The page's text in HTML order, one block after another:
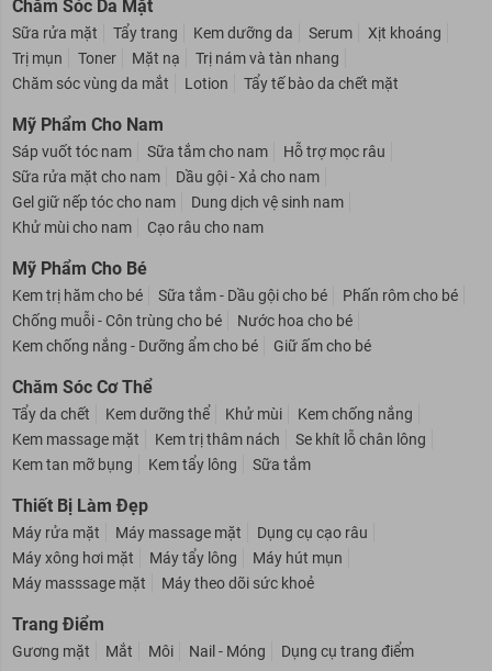
Chăm Sóc Da Mặt
Sữa rửa mặt Tẩy trang Kem dưỡng da Serum
Xịt khoáng
Trị mụn
Toner Mặt nạ
Trị nám và tàn nhang
Chăm sóc vùng da mắt
Lotion Tẩy tế bào da chết mặt
Mỹ Phẩm Cho Nam
Sáp vuốt tóc nam Sữa tắm cho nam
Hỗ trợ mọc râu
Sữa rửa mặt cho nam
Dầu gội - Xả cho nam
Gel giữ nếp tóc cho nam
Dung dịch vệ sinh nam
Khử mùi cho nam
Cạo râu cho nam
Mỹ Phẩm Cho Bé
Kem trị hăm cho bé Sữa tắm - Dầu gội cho bé
Phấn rôm cho bé
Chống muỗi - Côn trùng cho bé
Nước hoa cho bé
Kem chống nắng - Dưỡng ẩm cho bé
Giữ ấm cho bé
Chăm Sóc Cơ Thể
Tẩy da chết Kem dưỡng thể Khử mùi
Kem chống nắng
Kem massage mặt
Kem trị thâm nách
Se khít lỗ chân lông
Kem tan mỡ bụng
Kem tẩy lông Sữa tắm
Thiết Bị Làm Đẹp
Máy rửa mặt Máy massage mặt
Dụng cụ cạo râu
Máy xông hơi mặt
Máy tẩy lông
Máy hút mụn
Máy masssage mặt
Máy theo dõi sức khoẻ
Trang Điểm
Gương mặt Mắt Môi Nail - Móng Dụng cụ trang điểm